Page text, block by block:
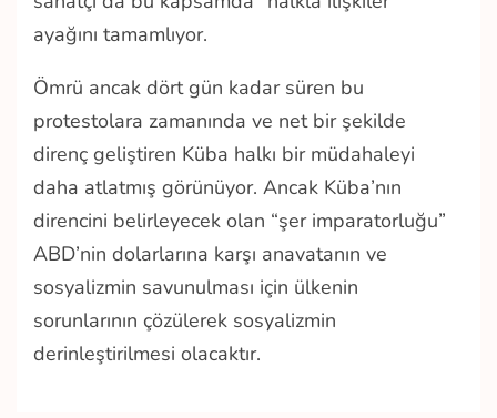
ayağını tamamlıyor.
Ömrü ancak dört gün kadar süren bu
protestolara zamanında ve net bir şekilde
direnç geliştiren Küba halkı bir müdahaleyi
daha atlatmış görünüyor. Ancak Küba’nın
direncini belirleyecek olan “şer imparatorluğu”
ABD’nin dolarlarına karşı anavatanın ve
sosyalizmin savunulması için ülkenin
sorunlarının çözülerek sosyalizmin
derinleştirilmesi olacaktır.